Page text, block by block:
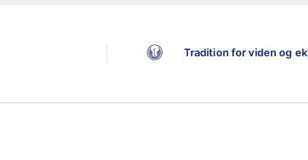
Tradition for viden og